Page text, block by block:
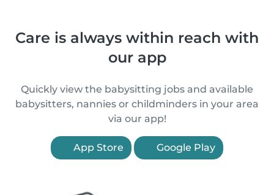
Care is always within reach with
our app
Quickly view the babysitting jobs and available
babysitters, nannies or childminders in your area
via our app!
App Store Google Play